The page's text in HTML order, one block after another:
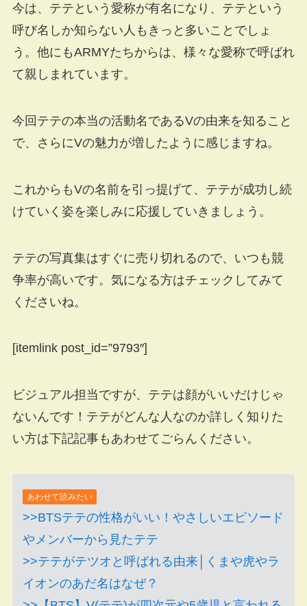
今は、テテという愛称が有名になり、テテという
呼び名しか知らない人もきっと多いことでしょ
う。他にもARMYたちからは、様々な愛称で呼ばれ
て親しまれています。
今回テテの本当の活動名であるVの由来を知ること
で、さらにVの魅力が増したように感じますね。
これからもVの名前を引っ提げて、テテが成功し続
けていく姿を楽しみに応援していきましょう。
テテの写真集はすぐに売り切れるので、いつも競
争率が高いです。気になる方はチェックしてみて
くださいね。
[itemlink post_id=”9793″]
ビジュアル担当ですが、テテは顔がいいだけじゃ
ないんです！テテがどんな人なのか詳しく知りた
い方は下記記事もあわせてごらんください。
あわせて読みたい
>>BTSテテの性格がいい！やさしいエピソード
やメンバーから見たテテ
>>テテがテツオと呼ばれる由来│くまや虎やラ
イオンのあだ名はなぜ？